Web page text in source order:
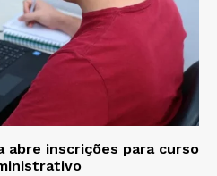
abre inscrições para curso